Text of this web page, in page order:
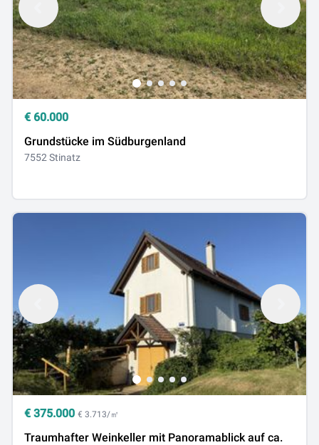
€ 60.000
Grundstücke im Südburgenland
7552 Stinatz
€ 375.000 € 3.713/㎡
Traumhafter Weinkeller mit Panoramablick auf ca.